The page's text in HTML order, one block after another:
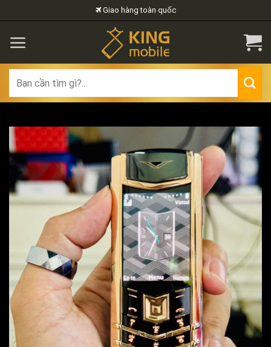
to
content
Giao hàng toàn quốc
for: